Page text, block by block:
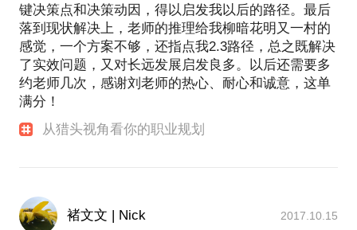
键决策点和决策动因，得以启发我以后的路径。最后
落到现状解决上，老师的推理给我柳暗花明又一村的
感觉，一个方案不够，还指点我2.3路径，总之既解决
了实效问题，又对长远发展启发良多。以后还需要多
约老师几次，感谢刘老师的热心、耐心和诚意，这单
满分！
从猎头视角看你的职业规划
褚文文 | Nick 2017.10.15